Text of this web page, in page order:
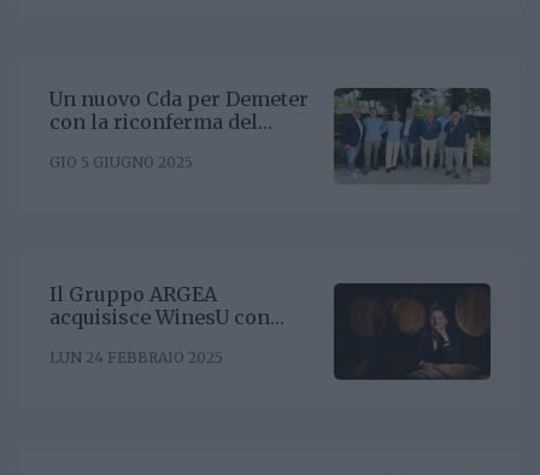
Un nuovo Cda per Demeter
con la riconferma del
GIO 5 GIUGNO 2025
Il Gruppo ARGEA
acquisisce WinesU con
posizionamento negli Stati
LUN 24 FEBBRAIO 2025